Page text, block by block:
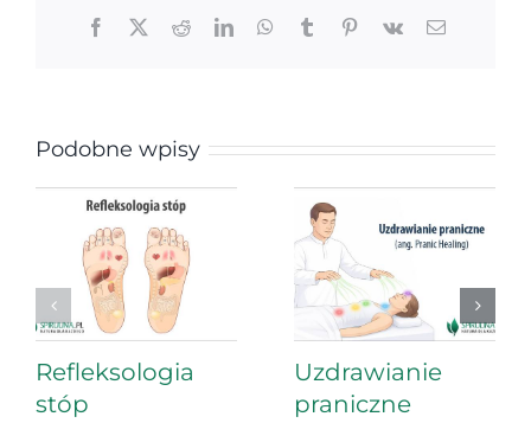
Facebook
X RedditLinkedInWhatsApp
TumblrPinterest
Vk Email
Podobne wpisy
Refleksologia
stóp
Uzdrawianie
praniczne